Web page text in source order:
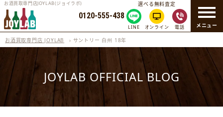
メニュー
お酒買取専門店JOYLAB(ジョイラボ)
0120-555-438
選べる無料査定
LINE オンライン 電話
お酒買取専門店 JOYLAB › サントリー 白州 18年
JOYLAB OFFICIAL BLOG